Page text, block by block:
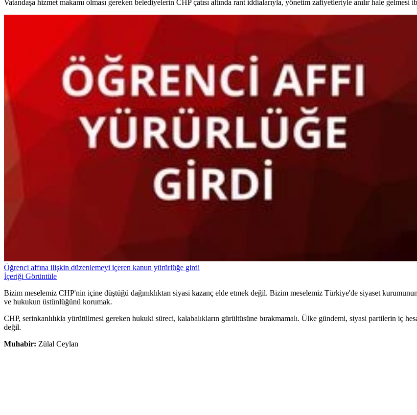
Vatandaşa hizmet makamı olması gereken belediyelerin CHP çatısı altında rant iddialarıyla, yönetim zafiyetleriyle anılır hale gelmesi
Öğrenci affına ilişkin düzenlemeyi içeren kanun yürürlüğe girdi
İçeriği Görüntüle
Bizim meselemiz CHP'nin içine düştüğü dağınıklıktan siyasi kazanç elde etmek değil. Bizim meselemiz Türkiye'de siyaset kurumunun
ve hukukun üstünlüğünü korumak.
CHP, serinkanlılıkla yürütülmesi gereken hukuki süreci, kalabalıkların gürültüsüne bırakmamalı. Ülke gündemi, siyasi partilerin iç
değil.
Muhabir: Zülal Ceylan